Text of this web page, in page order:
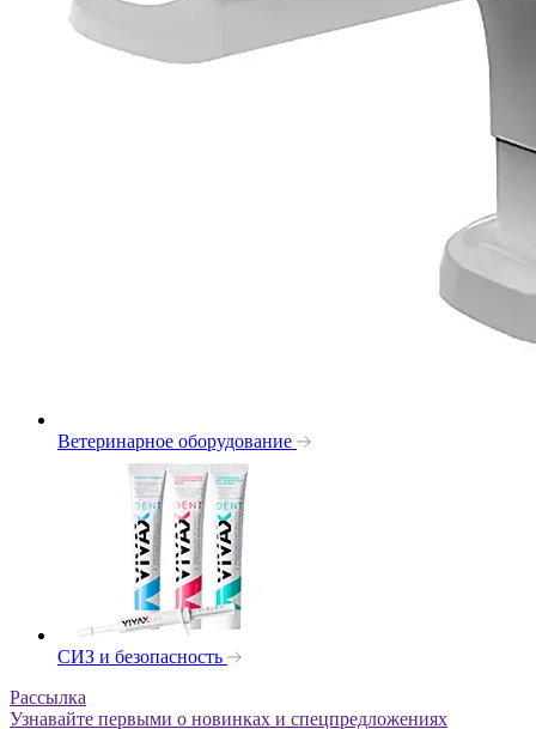
Ветеринарное оборудование
СИЗ и безопасность
Рассылка
Узнавайте первыми о новинках и спецпредложениях